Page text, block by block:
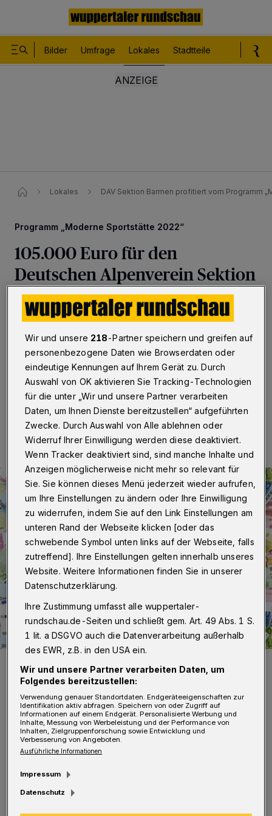
Bilder Umfrage Lokales Stadtteile
Lokales DAV Sektion Barmen profitiert vom Programm
Programm „Moderne Sportstätte 2022“
105.000 Euro für den
Deutschen Alpenverein Sektion
Barmen
Barmen“ in Wuppertal profitiert vom Programm
„Moderne Sportstätte 2022“ und erhält eine Förderung
in Höhe von 105.000 Euro.
19.01.2021 , 15:00 Uhr Eine Minute Lesezeit
(Symbolfoto).
Foto: angelo luca iannaccone auf Pixabay
D Ehrenamt, Andrea Milz, hat am
Dienstag (19. Januar 2021) weitere
Wir und unsere 218-Partner speichern und greifen auf
personenbezogene Daten wie Browserdaten oder
eindeutige Kennungen auf Ihrem Gerät zu. Durch
Auswahl von OK aktivieren Sie Tracking-Technologien
für die unter „Wir und unsere Partner verarbeiten
Daten, um Ihnen Dienste bereitzustellen“ aufgeführten
Zwecke. Durch Auswahl von Alle ablehnen oder
Widerruf Ihrer Einwilligung werden diese deaktiviert.
Wenn Tracker deaktiviert sind, sind manche Inhalte und
Anzeigen möglicherweise nicht mehr so relevant für
Sie. Sie können dieses Menü jederzeit wieder aufrufen,
um Ihre Einstellungen zu ändern oder Ihre Einwilligung
zu widerrufen, indem Sie auf den Link Einstellungen am
unteren Rand der Webseite klicken [oder das
schwebende Symbol unten links auf der Webseite, falls
zutreffend]. Ihre Einstellungen gelten innerhalb unseres
Website. Weitere Informationen finden Sie in unserer
Datenschutzerklärung.
Ihre Zustimmung umfasst alle wuppertaler-
rundschau.de-Seiten und schließt gem. Art. 49 Abs. 1 S.
1 lit. a DSGVO auch die Datenverarbeitung außerhalb
des EWR, z.B. in den USA ein.
Wir und unsere Partner verarbeiten Daten, um
Folgendes bereitzustellen:
Verwendung genauer Standortdaten. Endgeräteeigenschaften zur
Identifikation aktiv abfragen. Speichern von oder Zugriff auf
Informationen auf einem Endgerät. Personalisierte Werbung und
Inhalte, Messung von Werbeleistung und der Performance von
Inhalten, Zielgruppenforschung sowie Entwicklung und
Verbesserung von Angeboten.
Ausführliche Informationen
Impressum
Datenschutz